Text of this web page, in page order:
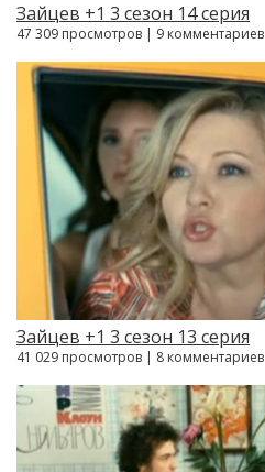
Зайцев +1 3 сезон 14 серия
47 309 просмотров | 9 комментариев
Зайцев +1 3 сезон 13 серия
41 029 просмотров | 8 комментариев